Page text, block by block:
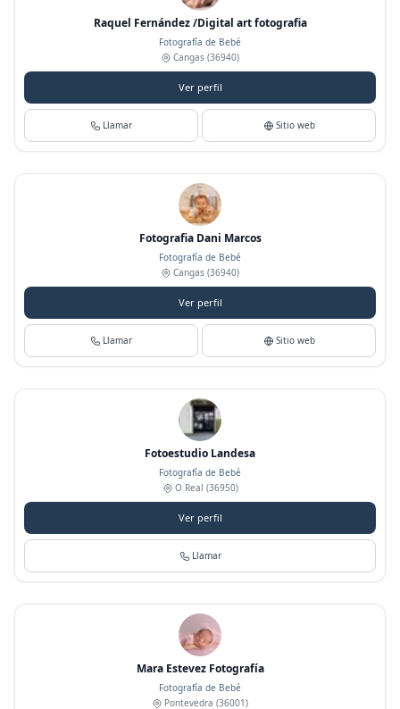
Raquel Fernández /Digital art fotografia
Fotografía de Bebé
Cangas (36940)
Ver perfil
Llamar Sitio web
Fotografia Dani Marcos
Fotografía de Bebé
Cangas (36940)
Ver perfil
Llamar Sitio web
Fotoestudio Landesa
Fotografía de Bebé
O Real (36950)
Ver perfil
Llamar
Mara Estevez Fotografía
Fotografía de Bebé
Pontevedra (36001)